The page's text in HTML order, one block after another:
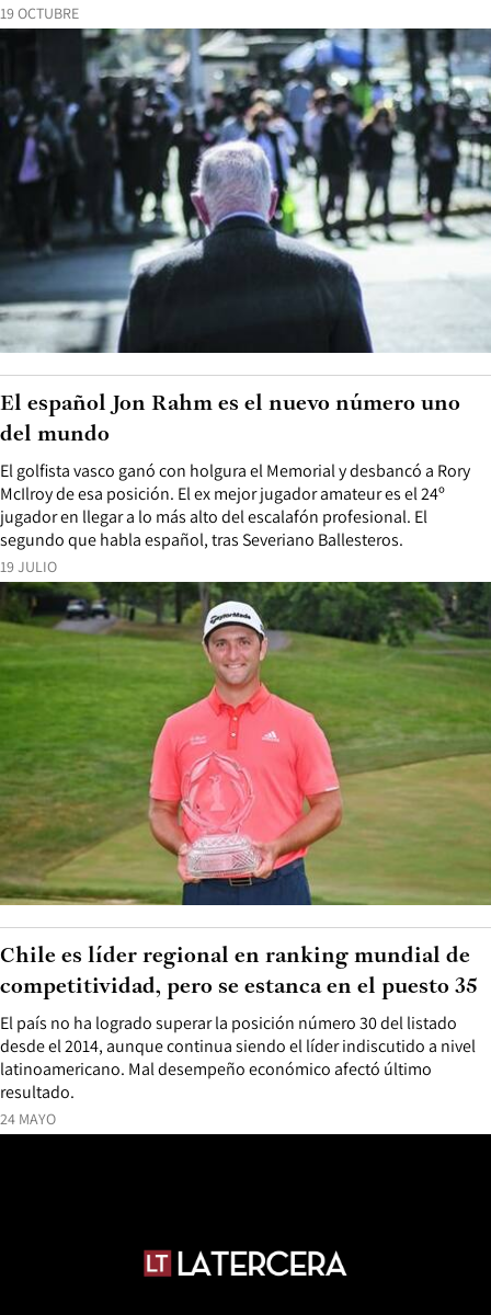
19 OCTUBRE
19 JULIO
El golfista vasco ganó con holgura el Memorial y desbancó a Rory
McIlroy de esa posición. El ex mejor jugador amateur es el 24º
jugador en llegar a lo más alto del escalafón profesional. El
segundo que habla español, tras Severiano Ballesteros.
El español Jon Rahm es el nuevo número uno
del mundo
24 MAYO
El país no ha logrado superar la posición número 30 del listado
desde el 2014, aunque continua siendo el líder indiscutido a nivel
latinoamericano. Mal desempeño económico afectó último
resultado.
Chile es líder regional en ranking mundial de
competitividad, pero se estanca en el puesto 35